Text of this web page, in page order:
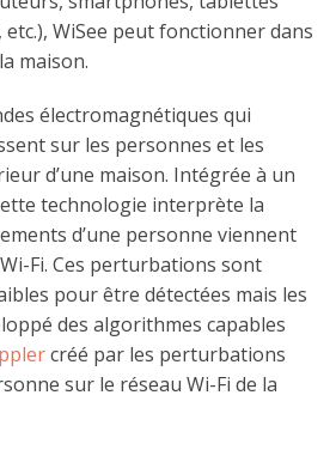
WiSee peut fonctionner dans
maison.
électromagnétiques qui
sur les personnes et les
d’une maison. Intégrée à un
technologie interprète la
d’une personne viennent
Fi. Ces perturbations sont
pour être détectées mais les
des algorithmes capables
créé par les perturbations
sur le réseau Wi-Fi de la